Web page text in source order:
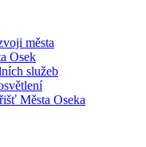
města
Osek
služeb
Města Oseka